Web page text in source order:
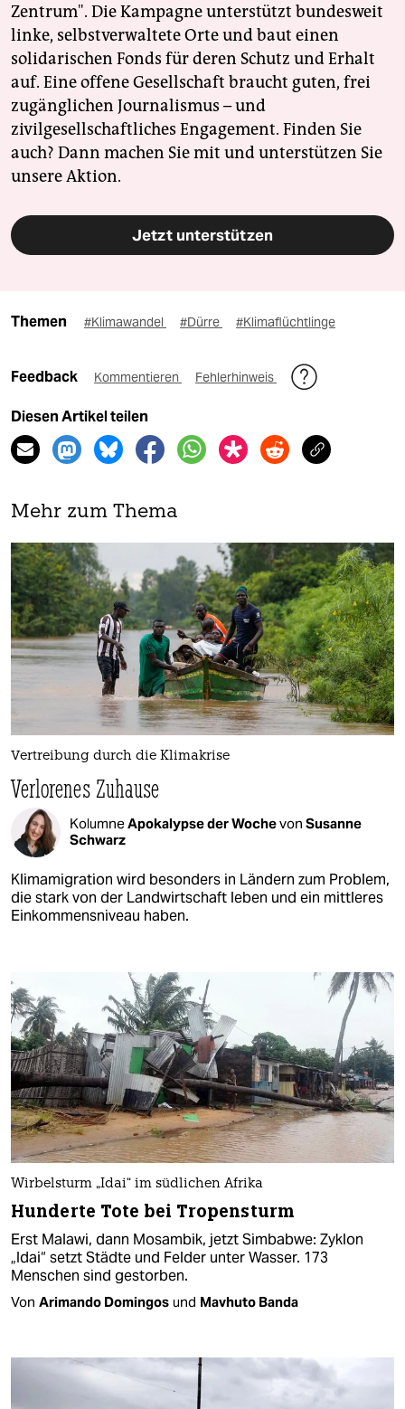
Zentrum". Die Kampagne unterstützt bundesweit
linke, selbstverwaltete Orte und baut einen
solidarischen Fonds für deren Schutz und Erhalt
auf. Eine offene Gesellschaft braucht guten, frei
zugänglichen Journalismus – und
zivilgesellschaftliches Engagement. Finden Sie
auch? Dann machen Sie mit und unterstützen Sie
unsere Aktion.
Jetzt unterstützen
Themen #Klimawandel #Dürre #Klimaflüchtlinge
Feedback Kommentieren Fehlerhinweis
Diesen Artikel teilen
Mehr zum Thema
Vertreibung durch die Klimakrise
Verlorenes Zuhause
KolumneApokalypse der Wochevon Susanne
Schwarz
Klimamigration wird besonders in Ländern zum Problem,
die stark von der Landwirtschaft leben und ein mittleres
Einkommensniveau haben.
Wirbelsturm „Idai“ im südlichen Afrika
Hunderte Tote bei Tropensturm
Erst Malawi, dann Mosambik, jetzt Simbabwe: Zyklon
„Idai“ setzt Städte und Felder unter Wasser. 173
Menschen sind gestorben.
Von Arimando Domingos und Mavhuto Banda